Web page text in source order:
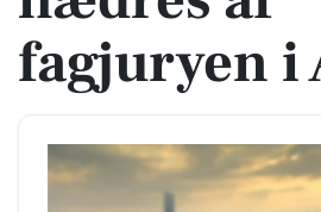
fagjuryen i